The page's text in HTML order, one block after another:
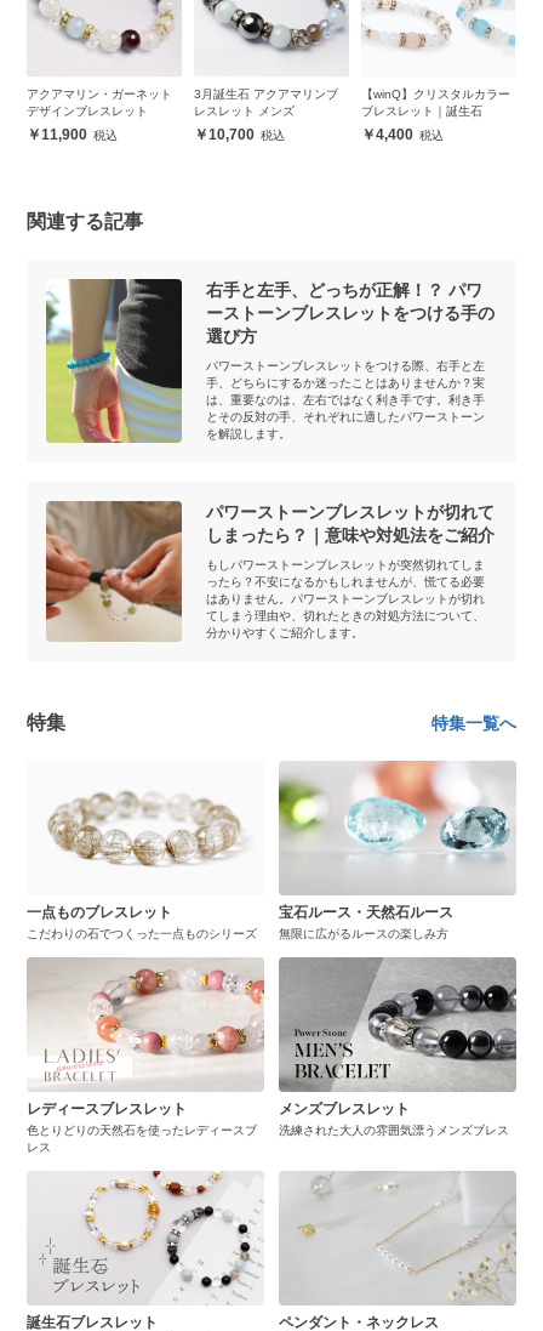
アクアマリン・ガーネット
デザインブレスレット
11,900
3月誕生石 アクアマリンブ
レスレット メンズ
10,700
【winQ】クリスタルカラー
ブレスレット｜誕生石
4,400
関連する記事
右手と左手、どっちが正解！？ パワ
ーストーンブレスレットをつける手の
選び方
パワーストーンブレスレットをつける際、右手と左
手、どちらにするか迷ったことはありませんか？実
は、重要なのは、左右ではなく利き手です。利き手
とその反対の手、それぞれに適したパワーストーン
を解説します。
パワーストーンブレスレットが切れて
しまったら？｜意味や対処法をご紹介
もしパワーストーンブレスレットが突然切れてしま
ったら？不安になるかもしれませんが、慌てる必要
はありません。パワーストーンブレスレットが切れ
てしまう理由や、切れたときの対処方法について、
分かりやすくご紹介します。
特集 特集一覧へ
一点ものブレスレット
こだわりの石でつくった一点ものシリーズ
宝石ルース・天然石ルース
無限に広がるルースの楽しみ方
レディースブレスレット
色とりどりの天然石を使ったレディースブ
レス
メンズブレスレット
洗練された大人の雰囲気漂うメンズブレス
誕生石ブレスレット ペンダント・ネックレス